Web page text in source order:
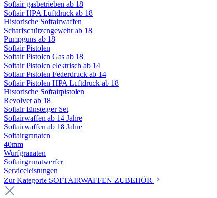
Softair gasbetrieben ab 18
Softair HPA Luftdruck ab 18
Historische Softairwaffen
Scharfschützengewehr ab 18
Pumpguns ab 18
Softair Pistolen
Softair Pistolen Gas ab 18
Softair Pistolen elektrisch ab 14
Softair Pistolen Federdruck ab 14
Softair Pistolen HPA Luftdruck ab 18
Historische Softairpistolen
Revolver ab 18
Softair Einsteiger Set
Softairwaffen ab 14 Jahre
Softairwaffen ab 18 Jahre
Softairgranaten
40mm
Wurfgranaten
Softairgranatwerfer
Serviceleistungen
Zur Kategorie SOFTAIRWAFFEN ZUBEHÖR